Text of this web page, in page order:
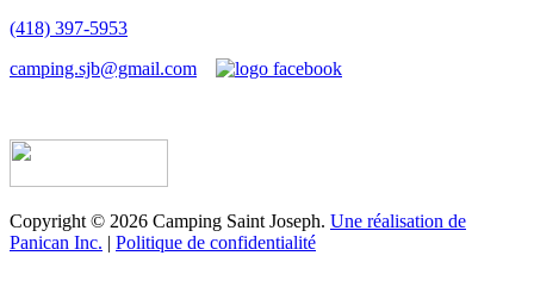
(418) 397-5953
camping.sjb@gmail.com
Copyright © 2026 Camping Saint Joseph. Une réalisation de
Panican Inc. | Politique de confidentialité